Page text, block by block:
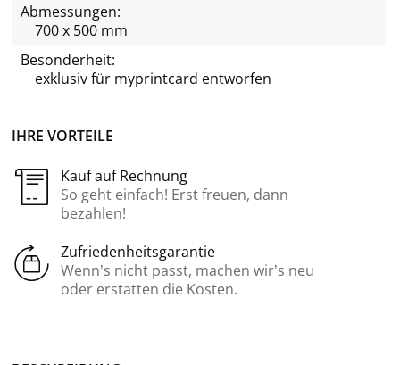
IHRE VORTEILE
Kauf auf Rechnung
So geht einfach! Erst freuen, dann
bezahlen!
Zufriedenheitsgarantie
Wenn’s nicht passt, machen wir’s neu
oder erstatten die Kosten.
Abmessungen:
700 x 500 mm
Besonderheit:
exklusiv für myprintcard entworfen